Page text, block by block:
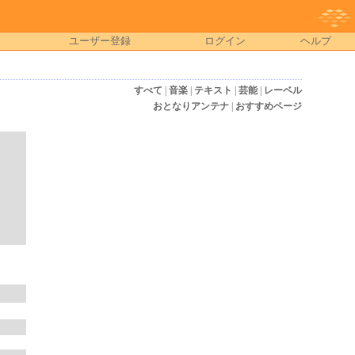
ユーザー登録 ログイン ヘルプ
すべて 音楽| テキスト 芸能|
レーベル
おとなりアンテナ| おすすめページ